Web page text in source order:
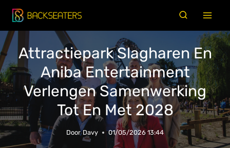
Doorgaan
naar
inhoud
Attractiepark Slagharen En
Aniba Entertainment
Verlengen Samenwerking
Tot En Met 2028
Door Davy 01/05/2026 13:44